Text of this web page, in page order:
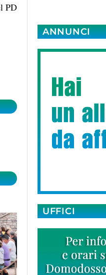
PD
ANNUNCI
UFFICI